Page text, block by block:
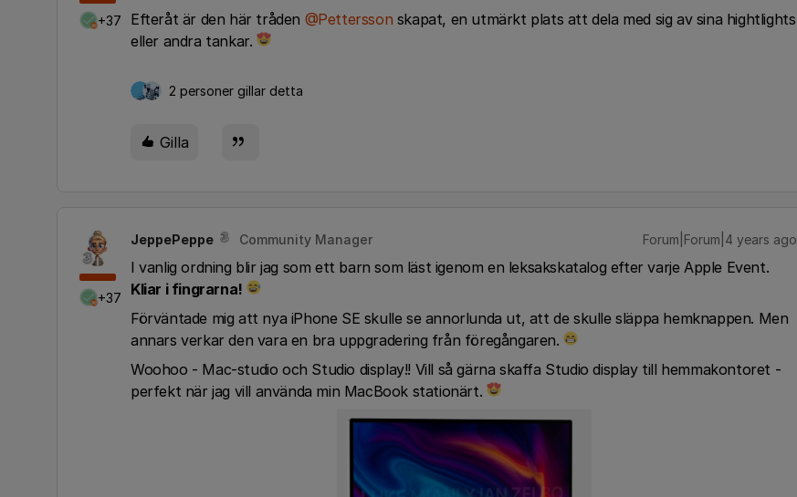
+37
Efteråt är den här tråden @Pettersson skapat, en utmärkt plats att dela med sig av sina hightlights
eller andra tankar.
2 personer gillar detta
Gilla
+37
JeppePeppe Community Manager Forum|Forum|4 years ago
I vanlig ordning blir jag som ett barn som läst igenom en leksakskatalog efter varje Apple Event.
Kliar i fingrarna!
Förväntade mig att nya iPhone SE skulle se annorlunda ut, att de skulle släppa hemknappen. Men
annars verkar den vara en bra uppgradering från föregångaren.
Woohoo - Mac-studio och Studio display!! Vill så gärna skaffa Studio display till hemmakontoret -
perfekt när jag vill använda min MacBook stationärt.